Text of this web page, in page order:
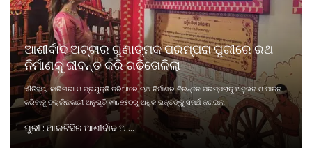
ଆଶୀର୍ବାଦ ଅଟ୍ଟାର ଗୁଣାତ୍ମକ ପରମ୍ପରା ପୁରୀରେ ରଥ
ନିର୍ମାଣକୁ ଜୀବନ୍ତ କରି ଗଢିତୋଳିଲା
ଐତିହ୍ୟ, କାରିଗରୀ ଓ ପ୍ରଯୁକ୍ତି ଜରିଆରେ ଋଥ ନିର୍ମାଣର ଚିରନ୍ତନ ପରମ୍ପରାକୁ ଅନୁଭବ ଓ ପାଳନ
କରିବାକୁ ତଲ୍ଲିନକାରୀ ଅନୁଭୂତି ୧୩,୭୫୦ରୁ ଅଧିକ ଭକ୍ତଙ୍କୁ ସମର୍ଥ କରାଇଲା
ପୁରୀ : ଆଇଟିସିର ଆଶୀର୍ବାଦ ଅ ...